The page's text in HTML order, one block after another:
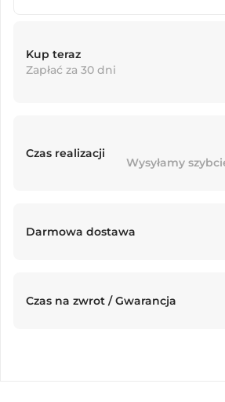
Kup teraz
Zapłać za 30 dni
Czas realizacji
Wysyłamy
Darmowa dostawa
Czas na zwrot / Gwarancja